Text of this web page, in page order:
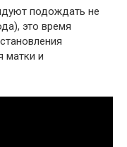
подождать не
это время
матки и